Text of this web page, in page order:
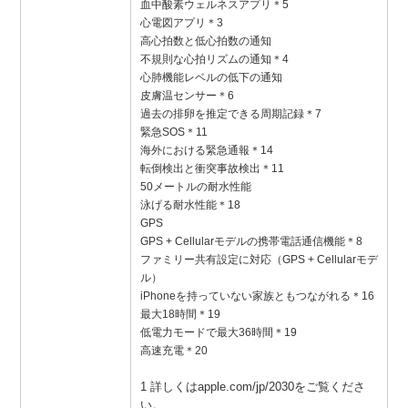
血中酸素ウェルネスアプリ＊5
心電図アプリ＊3
高心拍数と低心拍数の通知
不規則な心拍リズムの通知＊4
心肺機能レベルの低下の通知
皮膚温センサー＊6
過去の排卵を推定できる周期記録＊7
緊急SOS＊11
海外における緊急通報＊14
転倒検出と衝突事故検出＊11
50メートルの耐水性能
泳げる耐水性能＊18
GPS
GPS + Cellularモデルの携帯電話通信機能＊8
ファミリー共有設定に対応（GPS + Cellularモデ
ル）
iPhoneを持っていない家族ともつながれる＊16
最大18時間＊19
低電力モードで最大36時間＊19
高速充電＊20
1 詳しくはapple.com/jp/2030をご覧くださ
い。